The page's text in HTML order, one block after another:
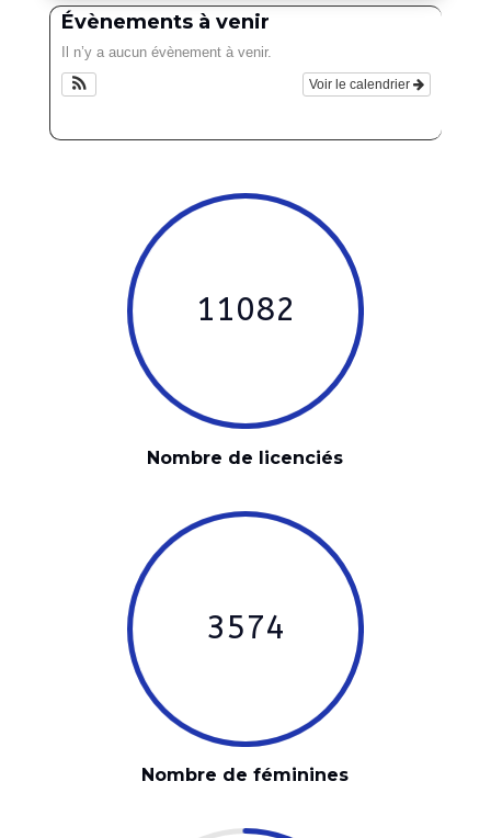
Évènements à venir
Il n’y a aucun évènement à venir.
Voir le calendrier
11082
Nombre de licenciés
3574
Nombre de féminines